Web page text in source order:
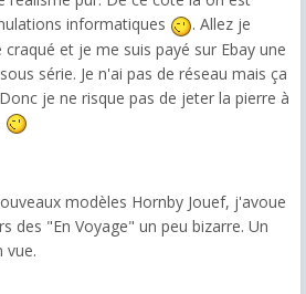
informatiques
. Allez je
et je me suis payé sur Ebay une
série. Je n'ai pas de réseau mais ça
je ne risque pas de jeter la pierre à
modèles Hornby Jouef, j'avoue
des "En Voyage" un peu bizarre. Un
vue.